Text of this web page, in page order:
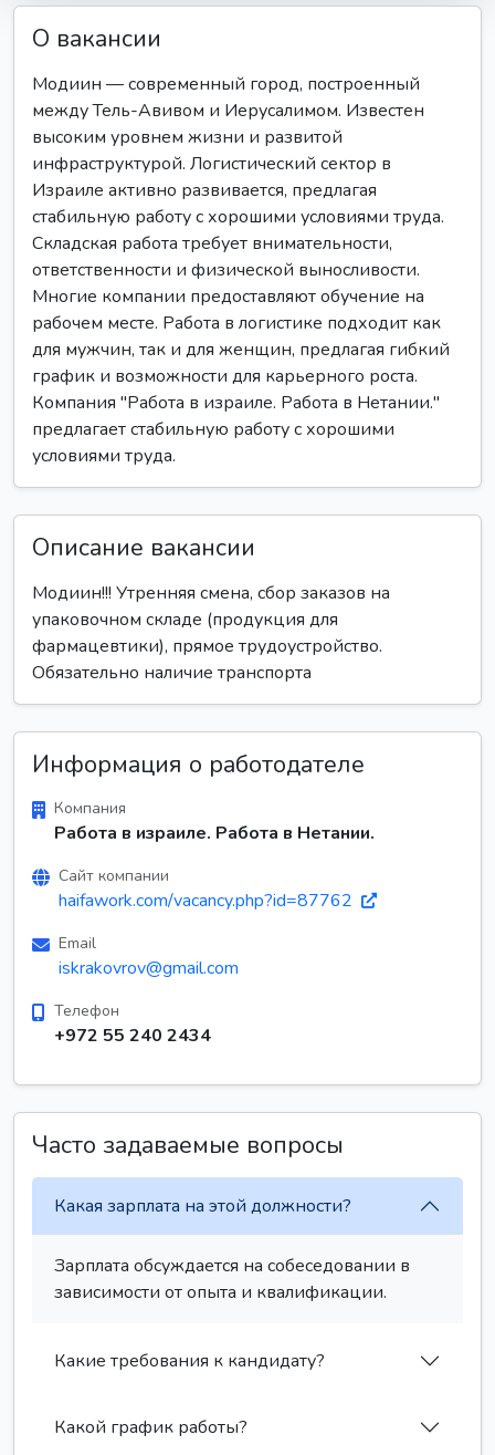
О вакансии
Модиин — современный город, построенный
между Тель-Авивом и Иерусалимом. Известен
высоким уровнем жизни и развитой
инфраструктурой. Логистический сектор в
Израиле активно развивается, предлагая
стабильную работу с хорошими условиями труда.
Складская работа требует внимательности,
ответственности и физической выносливости.
Многие компании предоставляют обучение на
рабочем месте. Работа в логистике подходит как
для мужчин, так и для женщин, предлагая гибкий
график и возможности для карьерного роста.
Компания "Работа в израиле. Работа в Нетании."
предлагает стабильную работу с хорошими
условиями труда.
Описание вакансии
Модиин!!! Утренняя смена, сбор заказов на
упаковочном складе (продукция для
фармацевтики), прямое трудоустройство.
Обязательно наличие транспорта
Информация о работодателе
Компания
Работа в израиле. Работа в Нетании.
Сайт компании
haifawork.com/vacancy.php?id=87762
Email
iskrakovrov@gmail.com
Телефон
+972 55 240 2434
Часто задаваемые вопросы
Какая зарплата на этой должности?
Зарплата обсуждается на собеседовании в
зависимости от опыта и квалификации.
Какие требования к кандидату?
Какой график работы?